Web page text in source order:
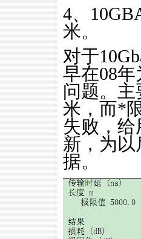
4、
米。
对于
早在08
问题。主
米，而*
失败，
新，为
据。